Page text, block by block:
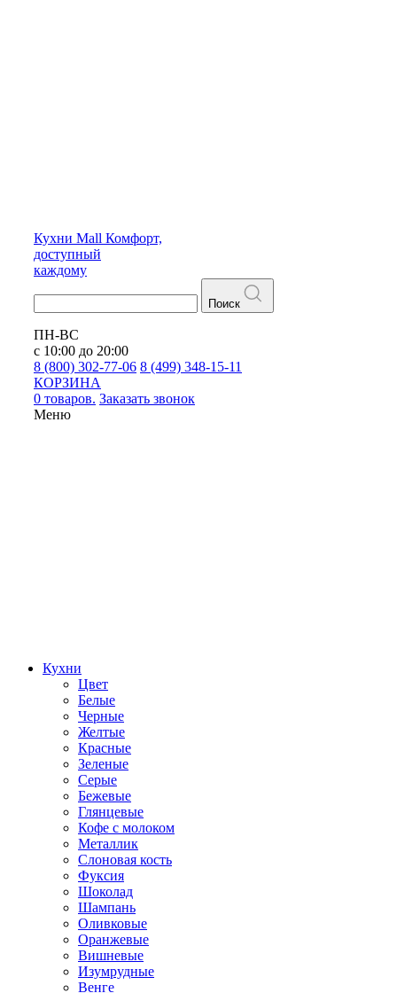
Кухни Mall Комфорт,
доступный
каждому
Поиск
ПН-ВС
с 10:00 до 20:00
8 (800) 302-77-06 8 (499) 348-15-11
КОРЗИНА
0 товаров. Заказать звонок
Меню
Кухни
Цвет
Белые
Черные
Желтые
Красные
Зеленые
Серые
Бежевые
Глянцевые
Кофе с молоком
Металлик
Слоновая кость
Фуксия
Шоколад
Шампань
Оливковые
Оранжевые
Вишневые
Изумрудные
Венге